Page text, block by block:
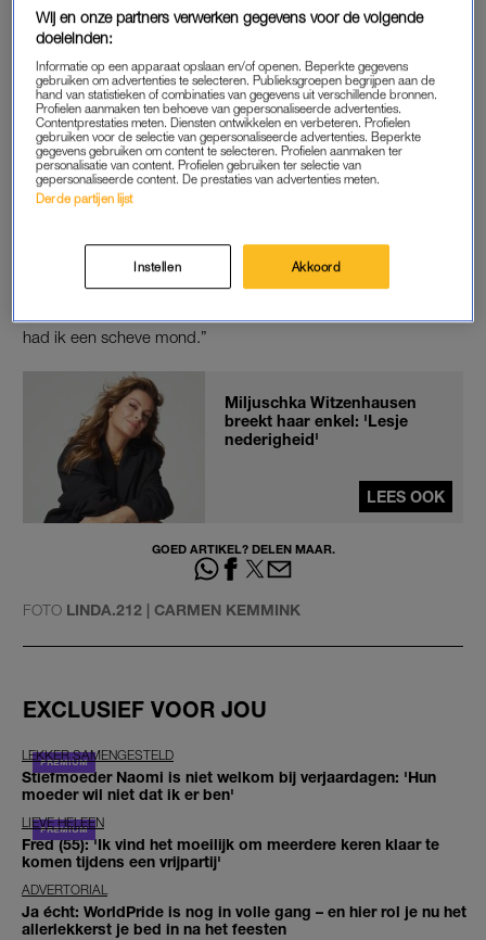
Dat de botox voor Witzenhausen pijnverlichtend is, maakt haar
ingreep. Zo keurt ze het gebruik van Jennifer Aniston en
Jennifer Lopez in het bijzonder af. “Heb je die shoots van hen
gezien? Wat is dat nou weer? Dat we weer opeens tot ons
53ste ook zo eruit moeten zien. Dat kan toch niet?”
De tv-kok vertelt ook wel eens een mindere ervaring te
hebben gehad met botox. Zo spoten ze eens aan de “ene kant
had ik een scheve mond.”
Miljuschka Witzenhausen
breekt haar enkel: 'Lesje
nederigheid'
LEES OOK
GOED ARTIKEL? DELEN MAAR.
FOTO LINDA.212 | CARMEN KEMMINK
EXCLUSIEF VOOR JOU
LEKKER SAMENGESTELD
Stiefmoeder Naomi is niet welkom bij verjaardagen: 'Hun
moeder wil niet dat ik er ben'
LIEVE HELEEN
Fred (55): 'Ik vind het moeilijk om meerdere keren klaar te
komen tijdens een vrijpartij'
ADVERTORIAL
Ja écht: WorldPride is nog in volle gang – en hier rol je nu het
allerlekkerst je bed in na het feesten
Wij en onze partners verwerken gegevens voor de volgende
doeleinden:
Informatie op een apparaat opslaan en/of openen. Beperkte gegevens
gebruiken om advertenties te selecteren. Publieksgroepen begrijpen aan de
hand van statistieken of combinaties van gegevens uit verschillende bronnen.
Profielen aanmaken ten behoeve van gepersonaliseerde advertenties.
Contentprestaties meten. Diensten ontwikkelen en verbeteren. Profielen
gebruiken voor de selectie van gepersonaliseerde advertenties. Beperkte
gegevens gebruiken om content te selecteren. Profielen aanmaken ter
personalisatie van content. Profielen gebruiken ter selectie van
gepersonaliseerde content. De prestaties van advertenties meten.
Derde partijen lijst
Instellen Akkoord